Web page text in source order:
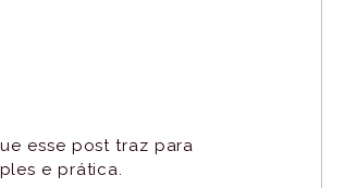
esse post traz para
e prática.